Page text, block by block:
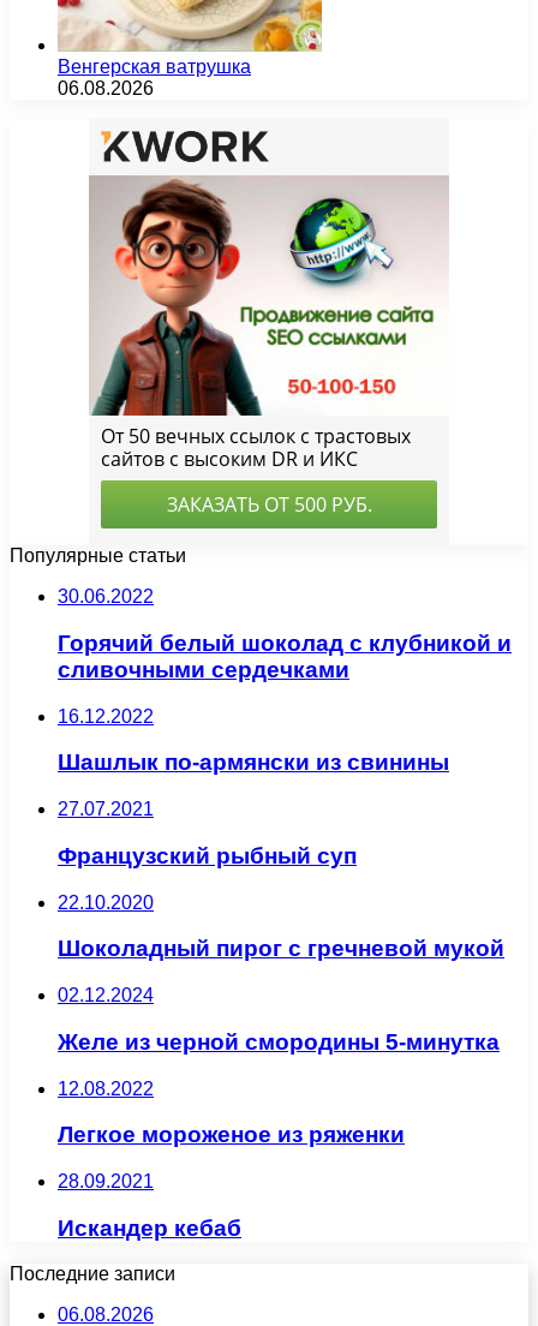
Венгерская ватрушка
06.08.2026
Популярные статьи
30.06.2022
Горячий белый шоколад с клубникой и
сливочными сердечками
16.12.2022
Шашлык по-армянски из свинины
27.07.2021
Французский рыбный суп
22.10.2020
Шоколадный пирог с гречневой мукой
02.12.2024
Желе из черной смородины 5-минутка
12.08.2022
Легкое мороженое из ряженки
28.09.2021
Искандер кебаб
Последние записи
06.08.2026